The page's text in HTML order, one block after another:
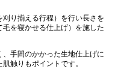
り揃える行程）を行い長さを
を寝かせる仕上げ）を施した
手間のかかった生地仕上げに
触りもポイントです。